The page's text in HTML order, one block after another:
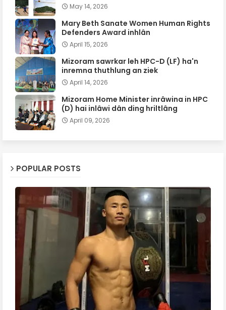
May 14, 2026
Mary Beth Sanate Women Human Rights
Defenders Award inhlân
April 15, 2026
Mizoram sawrkar leh HPC-D (LF) ha'n
inremna thuthlung an ziek
April 14, 2026
Mizoram Home Minister inrâwina in HPC
(D) hai inlâwi dân ding hriltlâng
April 09, 2026
POPULAR POSTS